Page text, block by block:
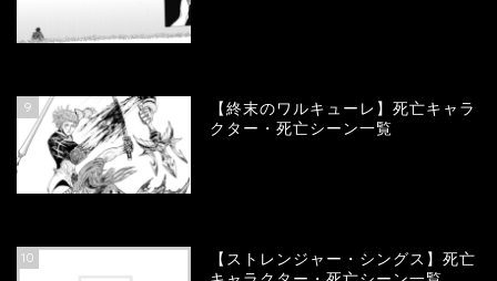
9
【終末のワルキューレ】死亡キャラ
クター・死亡シーン一覧
10
【ストレンジャー・シングス】死亡